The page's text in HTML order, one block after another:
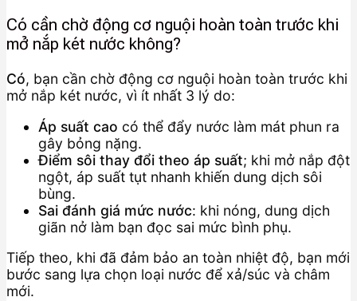
Có cần chờ động cơ nguội hoàn toàn trước khi
mở nắp két nước không?
Có, bạn cần chờ động cơ nguội hoàn toàn trước khi
mở nắp két nước, vì ít nhất 3 lý do:
Áp suất cao có thể đẩy nước làm mát phun ra
gây bỏng nặng.
Điểm sôi thay đổi theo áp suất; khi mở nắp đột
ngột, áp suất tụt nhanh khiến dung dịch sôi
bùng.
Sai đánh giá mức nước: khi nóng, dung dịch
giãn nở làm bạn đọc sai mức bình phụ.
Tiếp theo, khi đã đảm bảo an toàn nhiệt độ, bạn mới
bước sang lựa chọn loại nước để xả/súc và châm
mới.